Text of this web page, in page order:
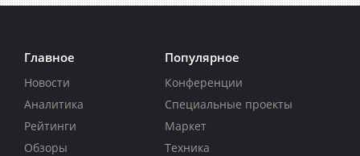
Главное
Новости
Аналитика
Рейтинги
Обзоры
Популярное
Конференции
Специальные проекты
Маркет
Техника